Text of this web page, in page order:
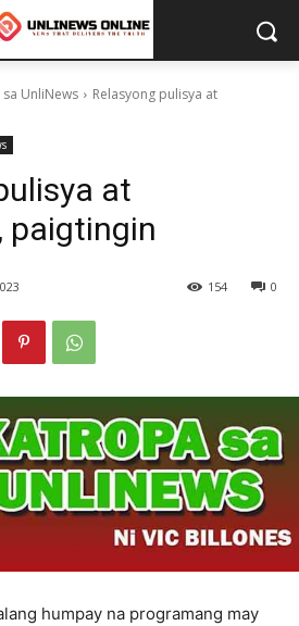
UnliNews
Relasyong pulisya at
at
paigtingin
0
154
humpay na programang may